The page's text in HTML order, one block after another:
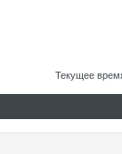
Текущее